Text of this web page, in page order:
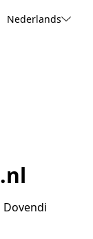
Nederlands
Dovendi